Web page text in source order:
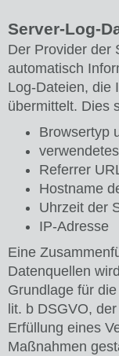
Server-Log-
Der Provider der
automatisch
Log-Dateien, die
übermittelt. Dies
Browsertyp
Referrer
Hostname
Uhrzeit der
IP-Adresse
Eine
Datenquellen
Grundlage für
lit. b DSGVO,
Erfüllung eines
Maßnahmen